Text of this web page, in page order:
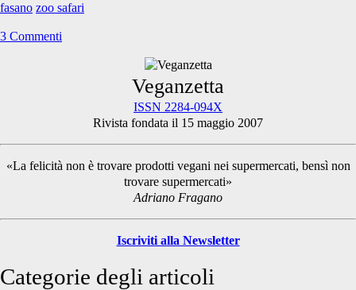
fasano zoo safari
3 Commenti
Sidebar
Veganzetta
ISSN 2284-094X
Rivista fondata il 15 maggio 2007
«La felicità non è trovare prodotti vegani nei supermercati, bensì non
trovare supermercati»
Adriano Fragano
Iscriviti alla Newsletter
Categorie degli articoli